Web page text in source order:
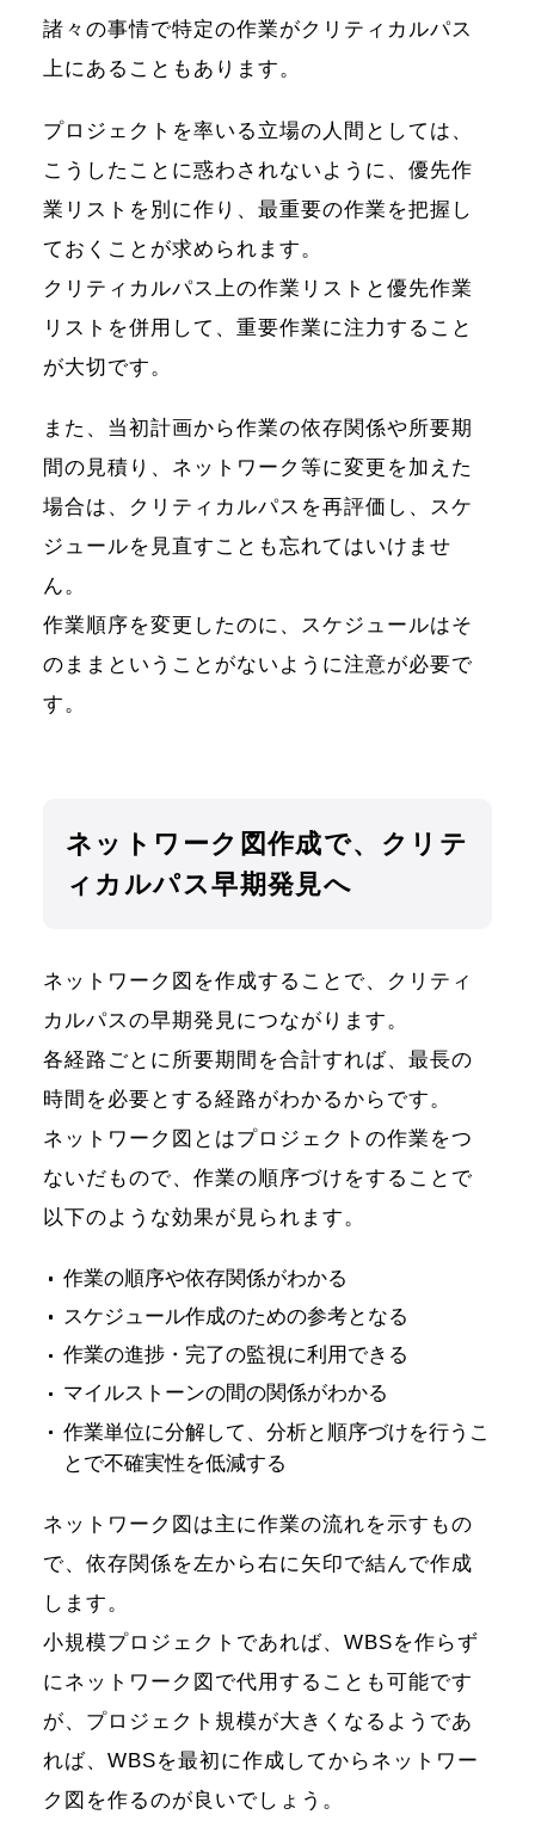
諸々の事情で特定の作業がクリティカルパス
上にあることもあります。
プロジェクトを率いる立場の人間としては、
こうしたことに惑わされないように、優先作
業リストを別に作り、最重要の作業を把握し
ておくことが求められます。
クリティカルパス上の作業リストと優先作業
リストを併用して、重要作業に注力すること
が大切です。
また、当初計画から作業の依存関係や所要期
間の見積り、ネットワーク等に変更を加えた
場合は、クリティカルパスを再評価し、スケ
ジュールを見直すことも忘れてはいけませ
ん。
作業順序を変更したのに、スケジュールはそ
のままということがないように注意が必要で
す。
ネットワーク図作成で、クリテ
ィカルパス早期発見へ
ネットワーク図を作成することで、クリティ
カルパスの早期発見につながります。
各経路ごとに所要期間を合計すれば、最長の
時間を必要とする経路がわかるからです。
ネットワーク図とはプロジェクトの作業をつ
ないだもので、作業の順序づけをすることで
以下のような効果が見られます。
作業の順序や依存関係がわかる
スケジュール作成のための参考となる
作業の進捗・完了の監視に利用できる
マイルストーンの間の関係がわかる
作業単位に分解して、分析と順序づけを行うこ
とで不確実性を低減する
ネットワーク図は主に作業の流れを示すもの
で、依存関係を左から右に矢印で結んで作成
します。
小規模プロジェクトであれば、WBSを作らず
にネットワーク図で代用することも可能です
が、プロジェクト規模が大きくなるようであ
れば、WBSを最初に作成してからネットワー
ク図を作るのが良いでしょう。